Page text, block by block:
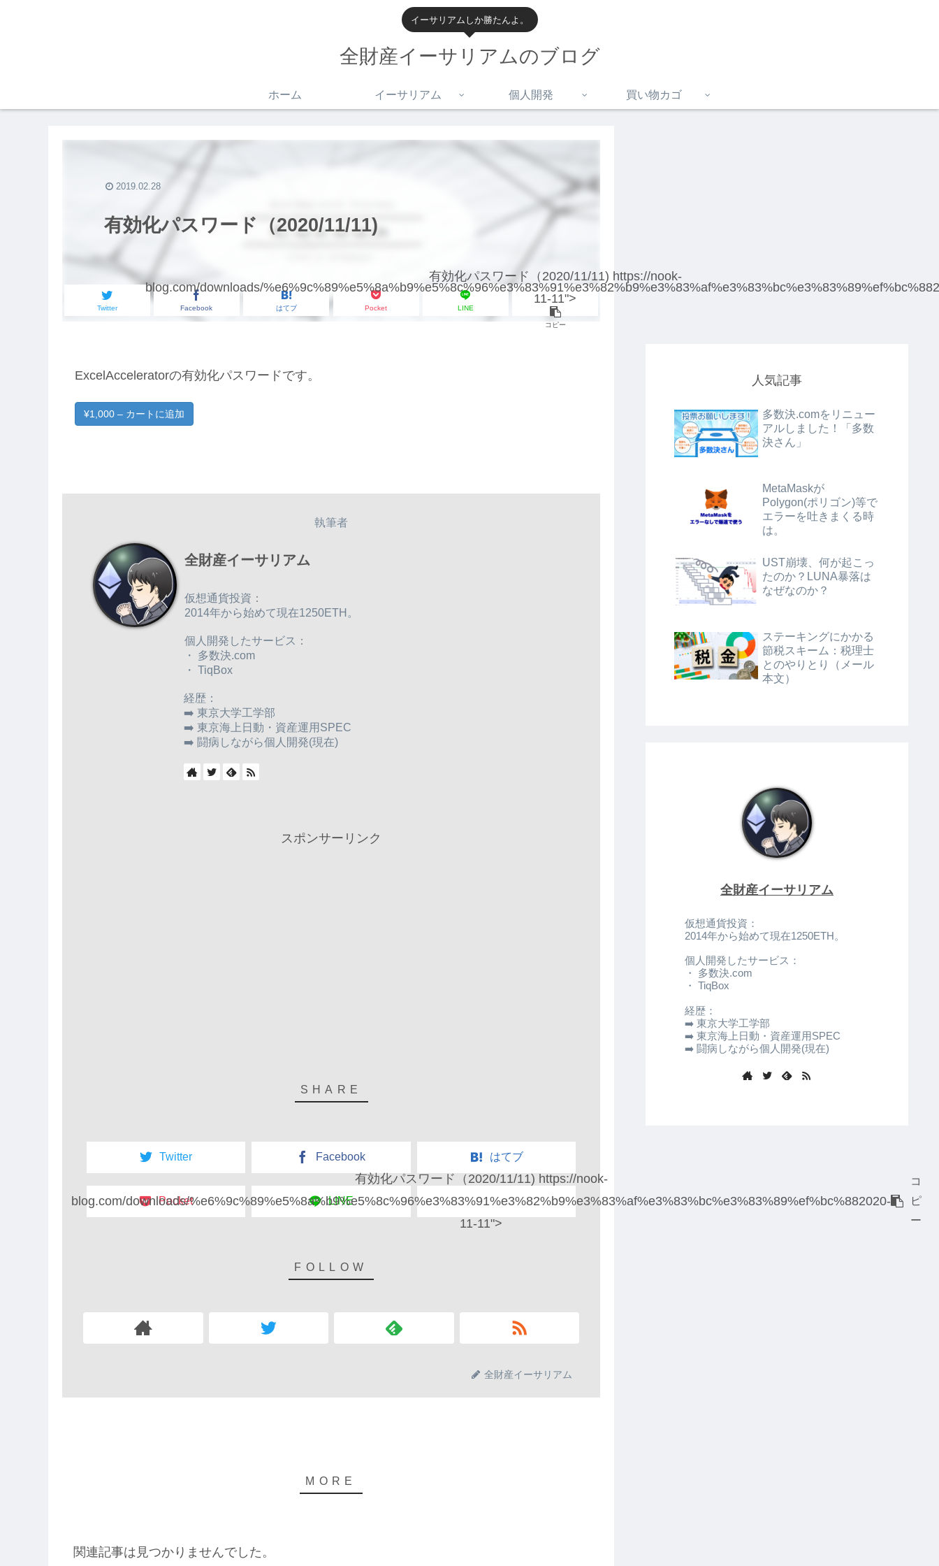
イーサリアムしか勝たんよ。
全財産イーサリアムのブログ
ホーム イーサリアム 個人開発 買い物カゴ
有効化パスワード（2020/11/11)
Twitter Facebook はてブ Pocket LINE
有効化パスワード（2020/11/11) https://nook-
blog.com/downloads/
11-11">
コピー
2019.02.28
ExcelAcceleratorの有効化パスワードです。
¥1,000 – カートに追加
執筆者
全財産イーサリアム
仮想通貨投資：
2014年から始めて現在1250ETH。
個人開発したサービス：
・ 多数決.com
・ TiqBox
経歴：
➡️ 東京大学工学部
➡️ 東京海上日動・資産運用SPEC
➡️ 闘病しながら個人開発(現在)
スポンサーリンク
Twitter Facebook はてブ
Pocket LINE
有効化パスワード（2020/11/11) https://nook-
blog.com/downloads/%e6%9c%89%e5%8a%b9%e5%8c%96%e3%83%91%e3%82%b9%e3%83%af%e3%83%bc%e3%83%89%ef%bc%882020-
11-11">
コ
ピ
ー
全財産イーサリアム
関連記事は見つかりませんでした。
人気記事
多数決.comをリニュー
アルしました！「多数
決さん」
MetaMaskが
Polygon(ポリゴン)等で
エラーを吐きまくる時
は。
UST崩壊、何が起こっ
たのか？LUNA暴落は
なぜなのか？
ステーキングにかかる
節税スキーム：税理士
とのやりとり（メール
本文）
全財産イーサリアム
仮想通貨投資：
2014年から始めて現在1250ETH。
個人開発したサービス：
・ 多数決.com
・ TiqBox
経歴：
➡️ 東京大学工学部
➡️ 東京海上日動・資産運用SPEC
➡️ 闘病しながら個人開発(現在)